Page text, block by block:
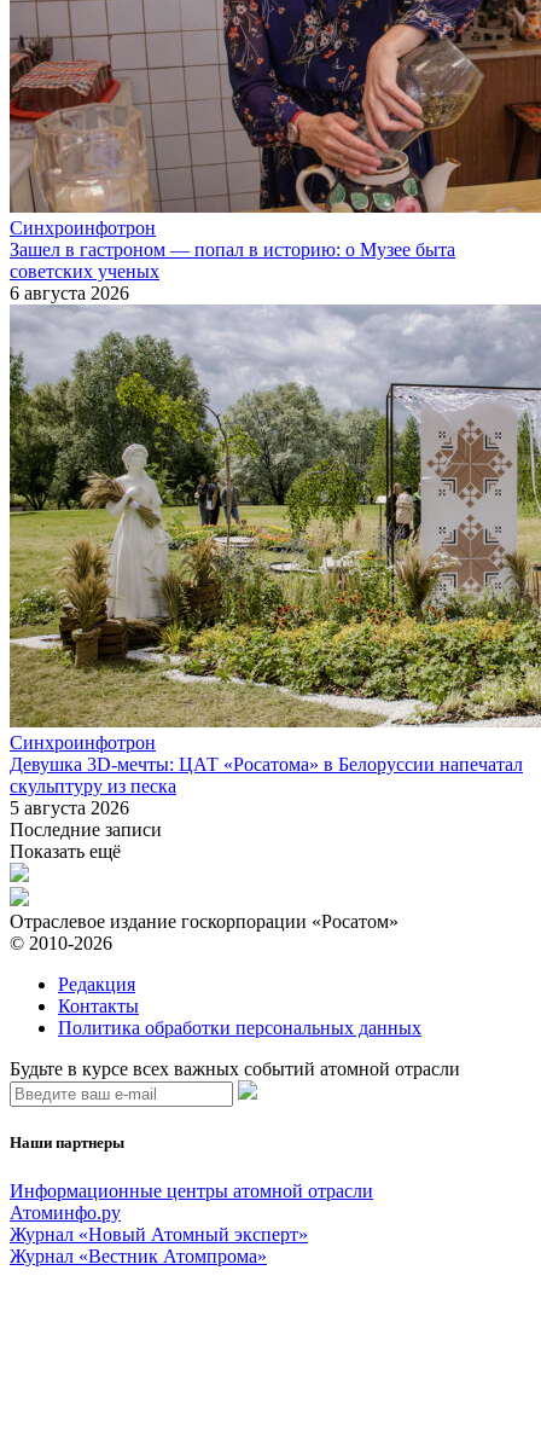
Синхроинфотрон
Зашел в гастроном — попал в историю: о Музее быта
советских ученых
6 августа 2026
Синхроинфотрон
Девушка 3D-мечты: ЦАТ «Росатома» в Белоруссии напечатал
скульптуру из песка
5 августа 2026
Последние записи
Показать ещё
Отраслевое издание госкорпорации «Росатом»
© 2010-2026
Редакция
Контакты
Политика обработки персональных данных
Будьте в курсе всех важных событий атомной отрасли
Наши партнеры
Информационные центры атомной отрасли
Атоминфо.ру
Журнал «Новый Атомный эксперт»
Журнал «Вестник Атомпрома»